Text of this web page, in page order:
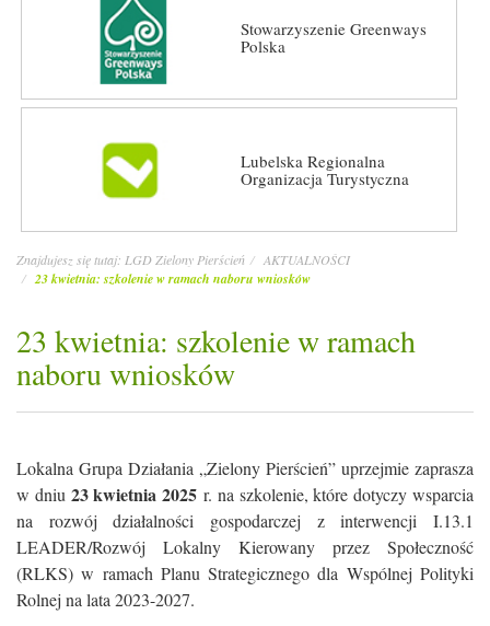
Stowarzyszenie Greenways
Polska
Lubelska Regionalna
Organizacja Turystyczna
Znajdujesz się tutaj: LGD Zielony Pierścień AKTUALNOŚCI
23 kwietnia: szkolenie w ramach naboru wniosków
23 kwietnia: szkolenie w ramach
naboru wniosków
Lokalna Grupa Działania „Zielony Pierścień” uprzejmie zaprasza
w dniu 23 kwietnia 2025 r. na szkolenie, które dotyczy wsparcia
na rozwój działalności gospodarczej z interwencji I.13.1
LEADER/Rozwój Lokalny Kierowany przez Społeczność
(RLKS) w ramach Planu Strategicznego dla Wspólnej Polityki
Rolnej na lata 2023-2027.